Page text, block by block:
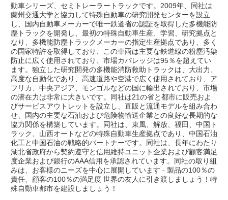
動車シリーズ、セミトレーラートラックです。2009年、同社は
蘭州交通大学と協力して特殊自動車の研究開発センターを設立
し、国内自動車メーカーで唯一鉄道省の認証を取得した多機能防
塵トラックを開発し、最初の特殊自動車生産、学習、研究拠点と
なり、多機能防塵トラックメーカーの指定生産拠点であり、多く
の国家特許を取得しており、この車両は主要な鉄道線の粉塵汚染
防止に広く使用されており、市場カバレッジは95％を超えてい
ます。独立した研究開発の多機能消防救助トラックは、大出力、
高度な自動化であり、高速道路や空港で広く使用されており、ア
フリカ、中央アジア、モンゴルなどの国に輸出されており、市場
の潜在力は非常に大きいです。同社は21の省と都市に販売およ
びサービスアウトレットを設立し、直販と流通モデルを組み合わ
せ、国内の主要な石油および危険物輸送企業との良好な長期的な
協力関係を構築しています。同社は、東風、解放、福田、中国ト
ラック、山西オートなどの特殊自動車生産拠点であり、中国石油
化工と中国石油の戦略的パートナーです。同社は、長年にわたり
湖北省政府から契約遵守と信用維持ユニット企業および顧客満足
度企業および銀行のAAA信用を承認されています。同社の取り組
みは、お客様のニーズを中心に展開しています - 製品の100％の
責任、顧客の100％の満足度 世界の友人に引き渡しましょう！特
殊自動車都市を建設しましょう！